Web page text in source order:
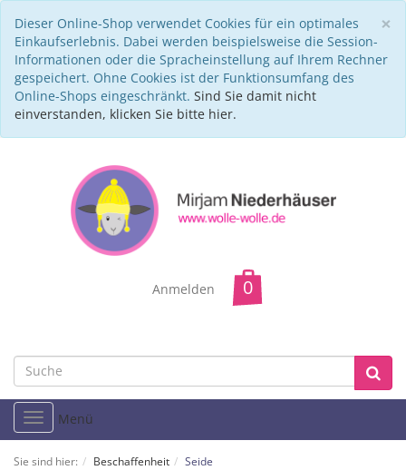
×
Dieser Online-Shop verwendet Cookies für ein optimales
Einkaufserlebnis. Dabei werden beispielsweise die Session-
Informationen oder die Spracheinstellung auf Ihrem Rechner
gespeichert. Ohne Cookies ist der Funktionsumfang des
Online-Shops eingeschränkt. Sind Sie damit nicht
einverstanden, klicken Sie bitte hier.
Anmelden
Toggle
navigation
Menü
Sie sind hier: Beschaffenheit Seide